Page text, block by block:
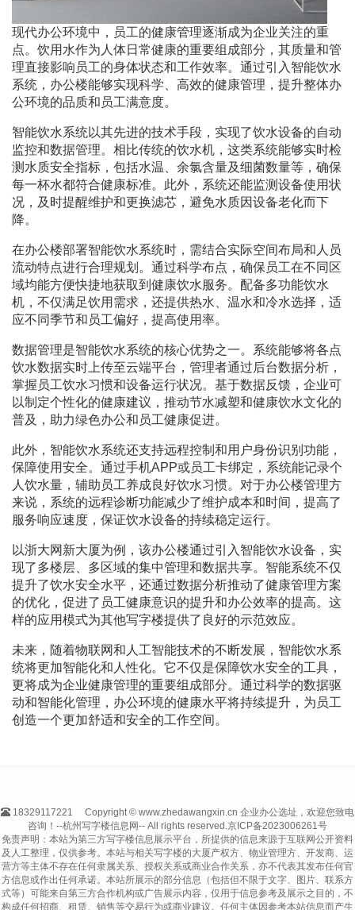
现代办公环境中，员工的健康管理逐渐成为企业关注的重
点。饮用水作为人体日常健康的重要组成部分，其质量和管
理直接影响员工的身体状态和工作效率。通过引入智能饮水
系统，办公楼能够实现科学、高效的健康管理，提升整体办
公环境的品质和员工满意度。
智能饮水系统以其先进的技术手段，实现了饮水设备的自动
监控和数据管理。相比传统的饮水机，这类系统能够实时检
测水质安全指标，包括水温、余氯含量及细菌数量等，确保
每一杯水都符合健康标准。此外，系统还能监测设备使用状
况，及时提醒维护和更换滤芯，避免水质因设备老化而下
降。
在办公楼部署智能饮水系统时，需结合实际空间布局和人员
流动特点进行合理规划。通过科学布点，确保员工在不同区
域均能方便快捷地获取到健康饮水服务。配备多功能饮水
机，不仅满足饮用需求，还提供热水、温水和冷水选择，适
应不同季节和员工偏好，提高使用率。
数据管理是智能饮水系统的核心优势之一。系统能够将各点
饮水数据实时上传至云端平台，管理者通过后台数据分析，
掌握员工饮水习惯和设备运行状况。基于数据反馈，企业可
以制定个性化的健康建议，推动节水减塑和健康饮水文化的
普及，助力绿色办公和员工健康促进。
此外，智能饮水系统还支持远程控制和用户身份识别功能，
保障使用安全。通过手机APP或员工卡绑定，系统能记录个
人饮水量，辅助员工养成良好饮水习惯。对于办公楼管理方
来说，系统的远程诊断功能减少了维护成本和时间，提高了
服务响应速度，保证饮水设备的持续稳定运行。
以浙大网新大厦为例，该办公楼通过引入智能饮水设备，实
现了多楼层、多区域的集中管理和数据共享。智能系统不仅
提升了饮水安全水平，还通过数据分析推动了健康管理方案
的优化，促进了员工健康意识的提升和办公效率的提高。这
样的应用模式为其他写字楼提供了良好的示范效应。
未来，随着物联网和人工智能技术的不断发展，智能饮水系
统将更加智能化和人性化。它不仅是保障饮水安全的工具，
更将成为企业健康管理的重要组成部分。通过科学的数据驱
动和智能化管理，办公环境的健康水平将持续提升，为员工
创造一个更加舒适和安全的工作空间。
18329117221
Copyright © www.zhedawangxin.cn 企业办公选址，欢迎您致电
咨询！--杭州写字楼信息网-- All rights reserved.京ICP备2023006261号
免责声明：本站为第三方写字楼信息展示平台，所提供的信息来源于互联网公开资料
及人工整理，仅供参考。本站与相关写字楼的大厦产权方、物业管理方、开发商、运
营方等主体不存在任何隶属关系、授权关系或商业合作关系，亦不代表其发布任何官
方信息或作出任何承诺。本站所展示的部分信息（包括但不限于文字、图片、联系方
式等）可能来自第三方合作机构或广告展示内容，仅用于信息参考及展示之目的，不
构成任何招商、租赁、销售等交易行为或商业建议。任何主体因参考本站信息而产生